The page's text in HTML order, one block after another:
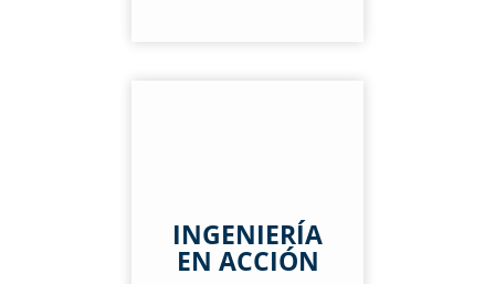
INGENIERÍA
EN ACCIÓN